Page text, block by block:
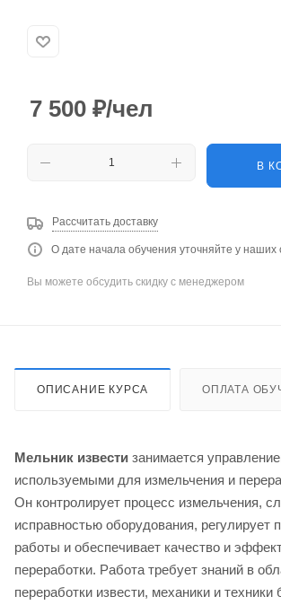
7 500 ₽/чел
В
Рассчитать доставку
О дате начала обучения уточняйте у наших
Вы можете обсудить скидку с менеджером
ОПИСАНИЕ КУРСА ОПЛАТА
Мельник извести занимается
используемыми для измельчения и
Он контролирует процесс измельчения,
исправностью оборудования, регулирует
работы и обеспечивает качество и
переработки. Работа требует знаний в
переработки извести, механики и техники